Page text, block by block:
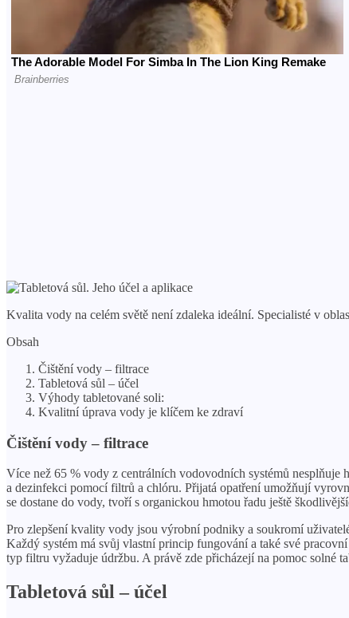
Kvalita vody na celém světě není zdaleka ideální. Specialisté v
Obsah
Čištění vody – filtrace
Tabletová sůl – účel
Výhody tabletované soli:
Kvalitní úprava vody je klíčem ke zdraví
Čištění vody – filtrace
Více než 65 % vody z centrálních vodovodních systémů
a dezinfekci pomocí filtrů a chlóru. Přijatá opatření umožňují
se dostane do vody, tvoří s organickou hmotou řadu ještě
Pro zlepšení kvality vody jsou výrobní podniky a soukromí
Každý systém má svůj vlastní princip fungování a také své
typ filtru vyžaduje údržbu. A právě zde přicházejí na pomoc solné
Tabletová sůl – účel